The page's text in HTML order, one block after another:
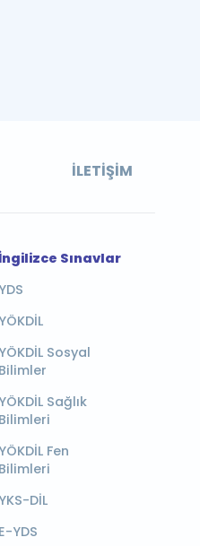
İLETIŞIM
Sınavlar
YDS
YÖKDİL
YÖKDİL Sosyal
Bilimler
YÖKDİL Sağlık
Bilimleri
YÖKDİL Fen
Bilimleri
YKS-DİL
E-YDS